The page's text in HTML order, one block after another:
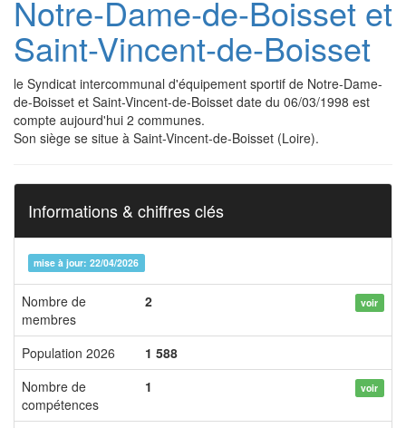
Notre-Dame-de-Boisset et
Saint-Vincent-de-Boisset
le Syndicat intercommunal d'équipement sportif de Notre-Dame-
de-Boisset et Saint-Vincent-de-Boisset date du 06/03/1998 est
compte aujourd'hui 2 communes.
Son siège se situe à Saint-Vincent-de-Boisset (Loire).
Informations & chiffres clés
mise à jour: 22/04/2026
Nombre de
membres
2 voir
Population 2026
1 588
Nombre de
compétences
1 voir